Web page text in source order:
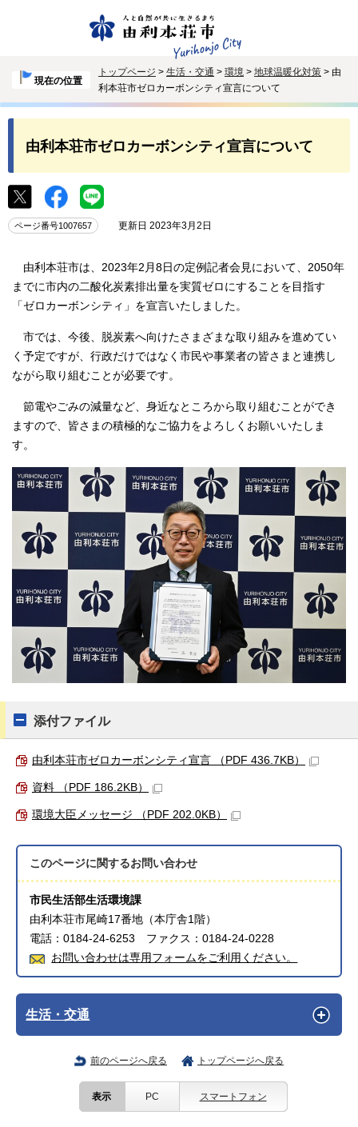
現在の位置
トップページ > 生活・交通 > 環境 > 地球温暖化対策 > 由
利本荘市ゼロカーボンシティ宣言について
由利本荘市ゼロカーボンシティ宣言について
ページ番号1007657 更新日 2023年3月2日
由利本荘市は、2023年2月8日の定例記者会見において、2050年
までに市内の二酸化炭素排出量を実質ゼロにすることを目指す
「ゼロカーボンシティ」を宣言いたしました。
市では、今後、脱炭素へ向けたさまざまな取り組みを進めてい
く予定ですが、行政だけではなく市民や事業者の皆さまと連携し
ながら取り組むことが必要です。
節電やごみの減量など、身近なところから取り組むことができ
ますので、皆さまの積極的なご協力をよろしくお願いいたしま
す。
添付ファイル
由利本荘市ゼロカーボンシティ宣言 （PDF 436.7KB）
資料 （PDF 186.2KB）
環境大臣メッセージ （PDF 202.0KB）
このページに関するお問い合わせ
市民生活部生活環境課
由利本荘市尾崎17番地（本庁舎1階）
電話：0184-24-6253 ファクス：0184-24-0228
お問い合わせは専用フォームをご利用ください。
生活・交通
前のページへ戻る トップページへ戻る
表示 PC スマートフォン